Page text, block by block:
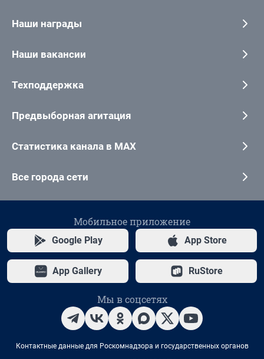
Наши награды
Наши вакансии
Техподдержка
Предвыборная агитация
Статистика канала в MAX
Все города сети
Мобильное приложение
Google Play App Store
App Gallery RuStore
Мы в соцсетях
Контактные данные для Роскомнадзора и государственных органов